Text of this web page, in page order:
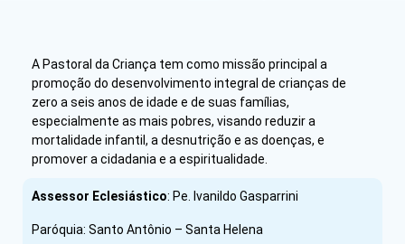
A Pastoral da Criança tem como missão principal a
promoção do desenvolvimento integral de crianças de
zero a seis anos de idade e de suas famílias,
especialmente as mais pobres, visando reduzir a
mortalidade infantil, a desnutrição e as doenças, e
promover a cidadania e a espiritualidade.
Assessor Eclesiástico: Pe. Ivanildo Gasparrini
Paróquia: Santo Antônio – Santa Helena